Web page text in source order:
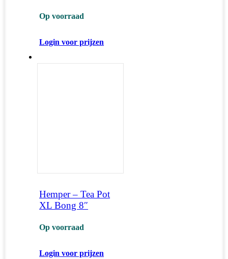
Op voorraad
Login voor prijzen
Hemper – Tea Pot
XL Bong 8″
Op voorraad
Login voor prijzen